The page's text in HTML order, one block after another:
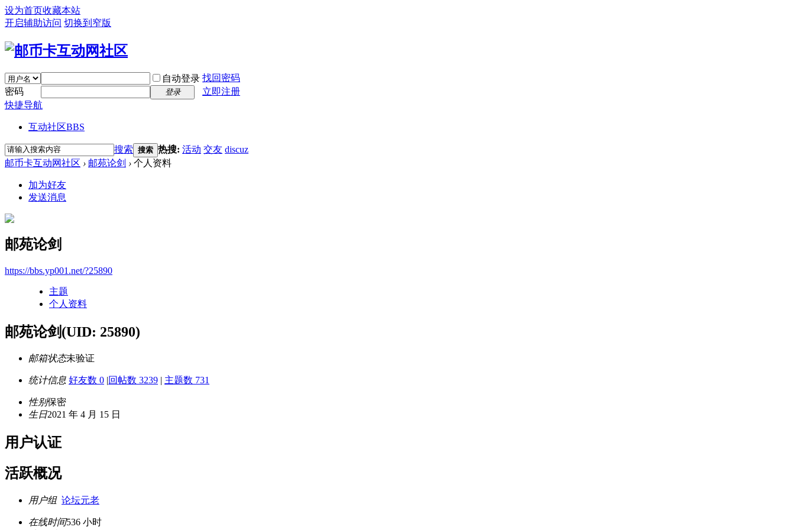
设为首页收藏本站
开启辅助访问 切换到窄版
自动登录 找回密码
密码
登录
立即注册
快捷导航
互动社区BBS
搜索 搜索 热搜: 活动 交友 discuz
邮币卡互动网社区 › 邮苑论剑 › 个人资料
加为好友
发送消息
邮苑论剑
https://bbs.yp001.net/?25890
主题
个人资料
邮苑论剑(UID: 25890)
邮箱状态未验证
统计信息 好友数 0 |回帖数 3239 | 主题数 731
性别保密
生日2021 年 4 月 15 日
用户认证
活跃概况
用户组 论坛元老
在线时间536 小时